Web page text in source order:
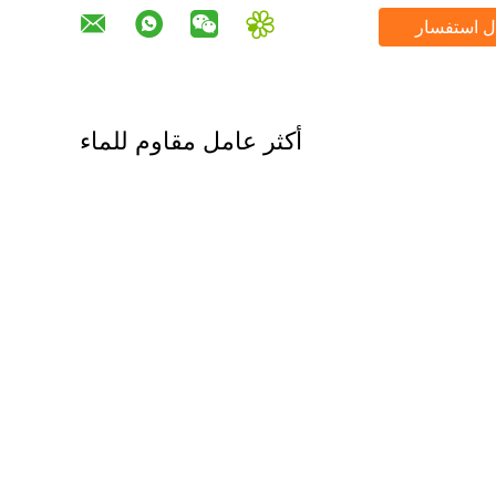
استفسار
أكثر عامل مقاوم للماء